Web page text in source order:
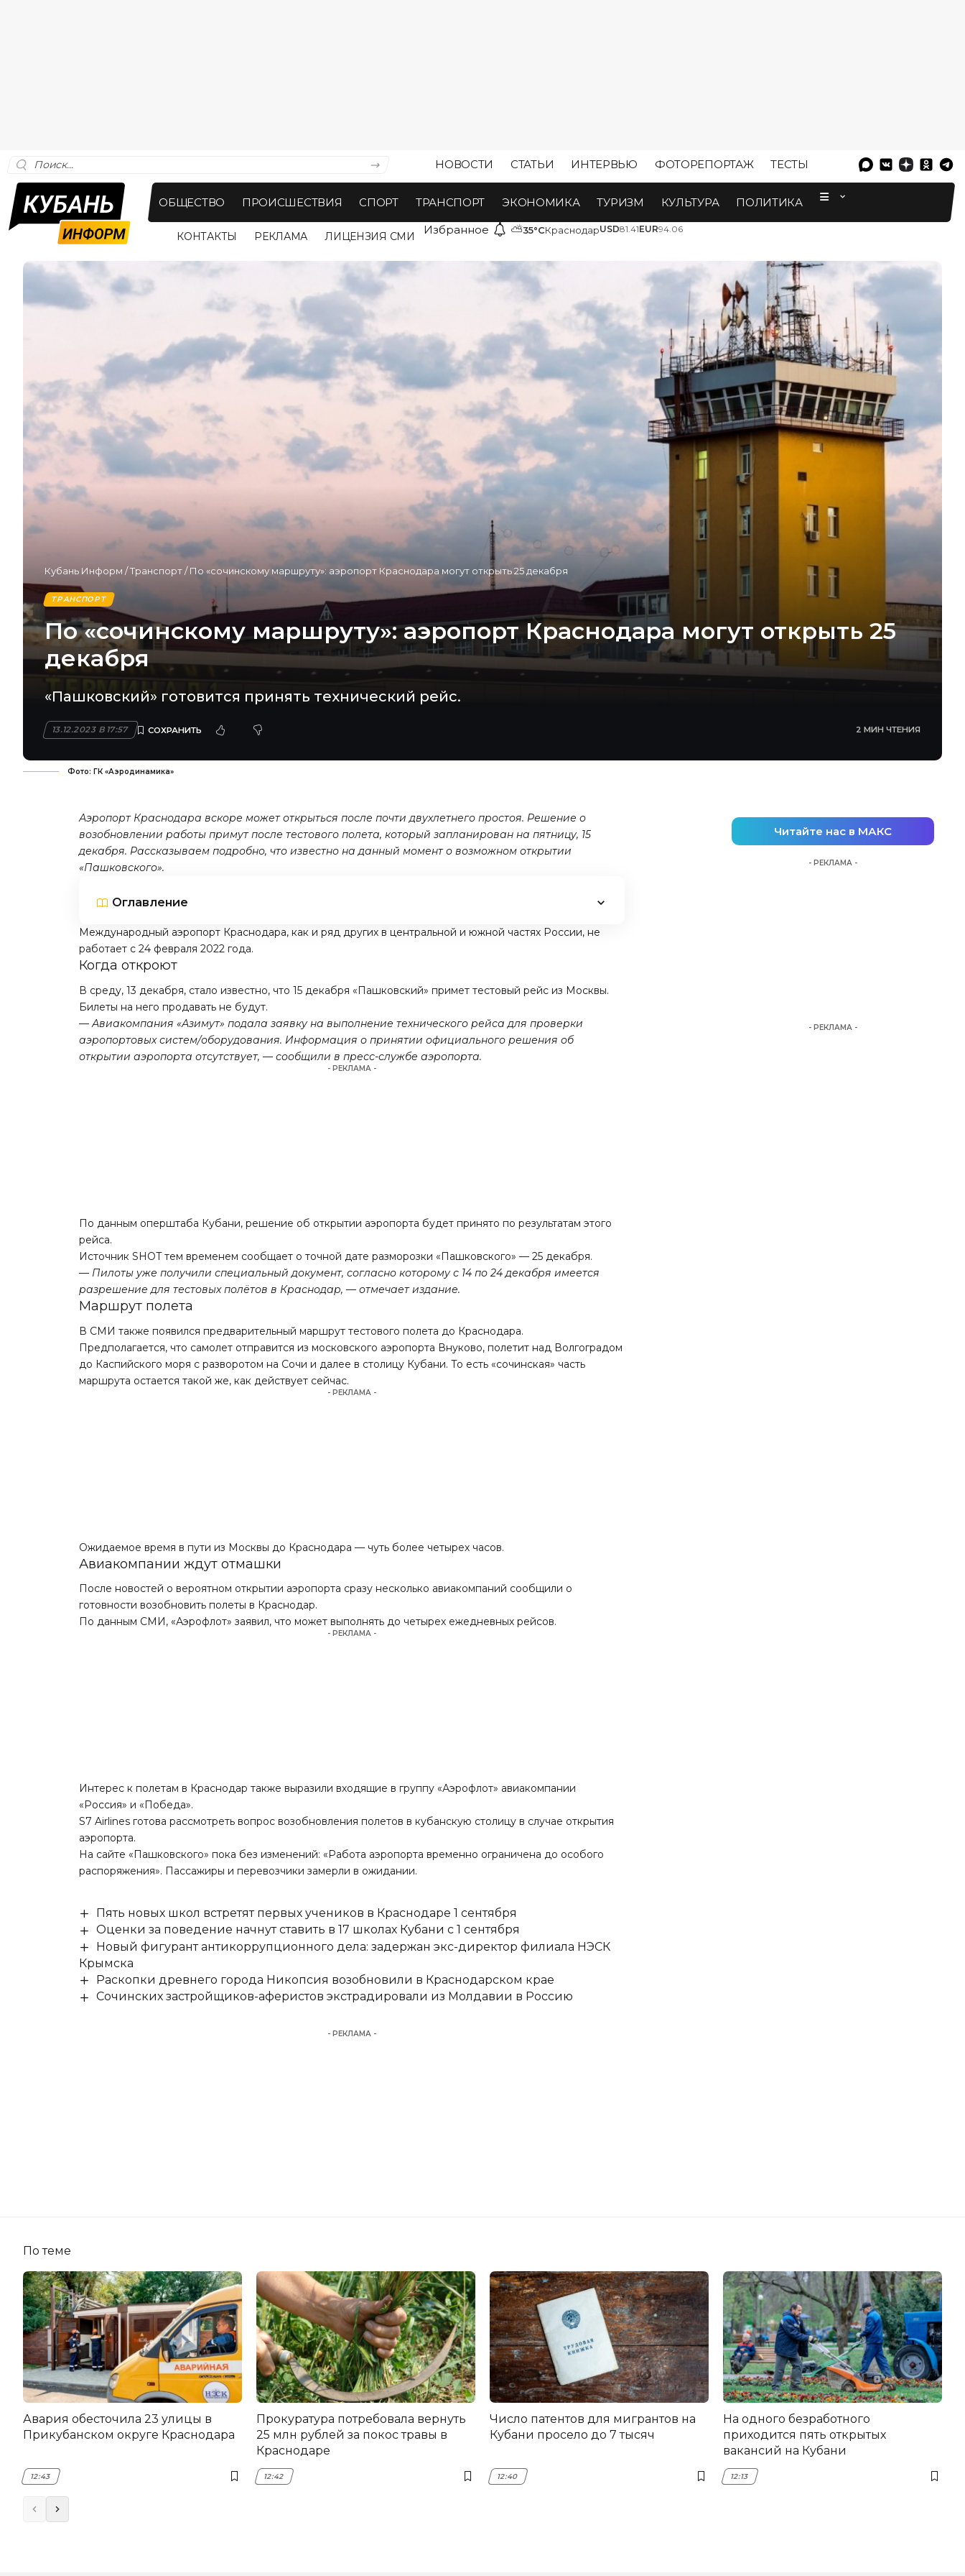
НОВОСТИ СТАТЬИ ИНТЕРВЬЮ ФОТОРЕПОРТАЖ ТЕСТЫ
ОБЩЕСТВО ПРОИСШЕСТВИЯ СПОРТ ТРАНСПОРТ ЭКОНОМИКА ТУРИЗМ КУЛЬТУРА ПОЛИТИКА
КОНТАКТЫ РЕКЛАМА ЛИЦЕНЗИЯ СМИ Избранное ⛅35°CКраснодарUSD81.41EUR94.06
Кубань Информ /Транспорт/По «сочинскому маршруту»: аэропорт Краснодара могут открыть 25 декабря
ТРАНСПОРТ
По «сочинскому маршруту»: аэропорт Краснодара могут открыть 25
декабря
«Пашковский» готовится принять технический рейс.
13.12.2023 В 17:57 2 МИН ЧТЕНИЯ
Фото: ГК «Аэродинамика»
Аэропорт Краснодара вскоре может открыться после почти двухлетнего простоя. Решение о
возобновлении работы примут после тестового полета, который запланирован на пятницу, 15
декабря. Рассказываем подробно, что известно на данный момент о возможном открытии
«Пашковского».
Оглавление
Международный аэропорт Краснодара, как и ряд других в центральной и южной частях России, не
работает с 24 февраля 2022 года.
Когда откроют
В среду, 13 декабря, стало известно, что 15 декабря «Пашковский» примет тестовый рейс из Москвы.
Билеты на него продавать не будут.
— Авиакомпания «Азимут» подала заявку на выполнение технического рейса для проверки
аэропортовых систем/оборудования. Информация о принятии официального решения об
открытии аэропорта отсутствует, — сообщили в пресс-службе аэропорта.
- РЕКЛАМА -
По данным оперштаба Кубани, решение об открытии аэропорта будет принято по результатам этого
рейса.
ИсточникSHOTтем временем сообщает о точной дате разморозки «Пашковского» — 25 декабря.
— Пилоты уже получили специальный документ, согласно которому с 14 по 24 декабря имеется
разрешение для тестовых полётов в Краснодар, — отмечает издание.
Маршрут полета
В СМИ также появился предварительный маршрут тестового полета до Краснодара.
Предполагается, что самолет отправится из московского аэропорта Внуково, полетит над Волгоградом
до Каспийского моря с разворотом на Сочи и далее в столицу Кубани. То есть «сочинская» часть
маршрута остается такой же, как действует сейчас.
- РЕКЛАМА -
Ожидаемое время в пути из Москвы до Краснодара — чуть более четырех часов.
Авиакомпании ждут отмашки
После новостей о вероятном открытии аэропорта сразу несколько авиакомпаний сообщили о
готовности возобновить полеты в Краснодар.
По данным СМИ, «Аэрофлот» заявил, что может выполнять до четырех ежедневных рейсов.
- РЕКЛАМА -
Интерес к полетам в Краснодар также выразили входящие в группу «Аэрофлот» авиакомпании
«Россия» и «Победа».
S7 Airlines готова рассмотреть вопрос возобновления полетов в кубанскую столицу в случае открытия
аэропорта.
На сайте «Пашковского» пока без изменений: «Работа аэропорта временно ограничена до особого
распоряжения». Пассажиры и перевозчики замерли в ожидании.
Пять новых школ встретят первых учеников в Краснодаре 1 сентября
Оценки за поведение начнут ставить в 17 школах Кубани с 1 сентября
Новый фигурант антикоррупционного дела: задержан экс-директор филиала НЭСК
Крымска
Раскопки древнего города Никопсия возобновили в Краснодарском крае
Сочинских застройщиков-аферистов экстрадировали из Молдавии в Россию
- РЕКЛАМА -
Читайте нас в МАКС
- РЕКЛАМА -
- РЕКЛАМА -
По теме
Авария обесточила 23 улицы в
Прикубанском округе Краснодара
12:43
Прокуратура потребовала вернуть
25 млн рублей за покос травы в
Краснодаре
12:42
Число патентов для мигрантов на
Кубани просело до 7 тысяч
12:40
На одного безработного
приходится пять открытых
вакансий на Кубани
12:13